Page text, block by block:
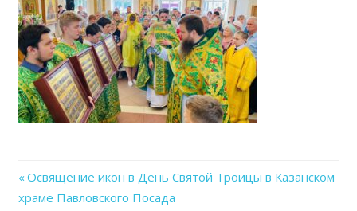
Навигация
Previous
Post:
Освящение икон в День Святой Троицы в Казанском
храме Павловского Посада